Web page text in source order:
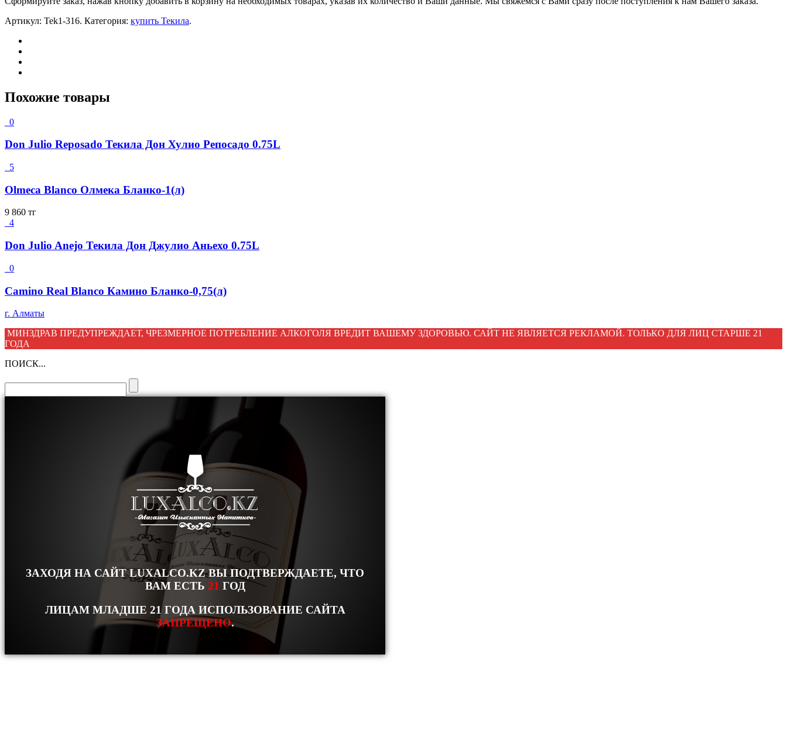
Артикул: Tek1-316. Категория: купить Текила.
Похожие товары
0
Don Julio Reposado Текила Дон Хулио Репосадо 0.75L
5
Olmeca Blanco Олмека Бланко-1(л)
9 860 тг
4
Don Julio Anejo Текила Дон Джулио Аньехо 0.75L
0
Camino Real Blanco Камино Бланко-0,75(л)
г. Алматы
МИНЗДРАВ ПРЕДУПРЕЖДАЕТ, ЧРЕЗМЕРНОЕ ПОТРЕБЛЕНИЕ АЛКОГОЛЯ ВРЕДИТ ВАШЕМУ ЗДОРОВЬЮ. САЙТ НЕ ЯВЛЯЕТСЯ РЕКЛАМОЙ. ТОЛЬКО ДЛЯ ЛИЦ СТАРШЕ 21
ГОДА
ПОИСК...
ЗАХОДЯ НА САЙТ LUXALCO.KZ ВЫ ПОДТВЕРЖДАЕТЕ, ЧТО
ВАМ ЕСТЬ 21 ГОД
ЛИЦАМ МЛАДШЕ 21 ГОДА ИСПОЛЬЗОВАНИЕ САЙТА
ЗАПРЕЩЕНО.